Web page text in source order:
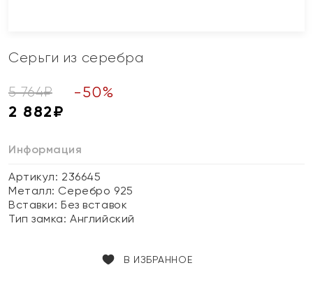
Серьги из серебра
5 764₽ -50%
2 882₽
Информация
Артикул: 236645
Металл: Серебро 925
Вставки:Без вставок
Тип замка:Английский
В ИЗБРАННОЕ